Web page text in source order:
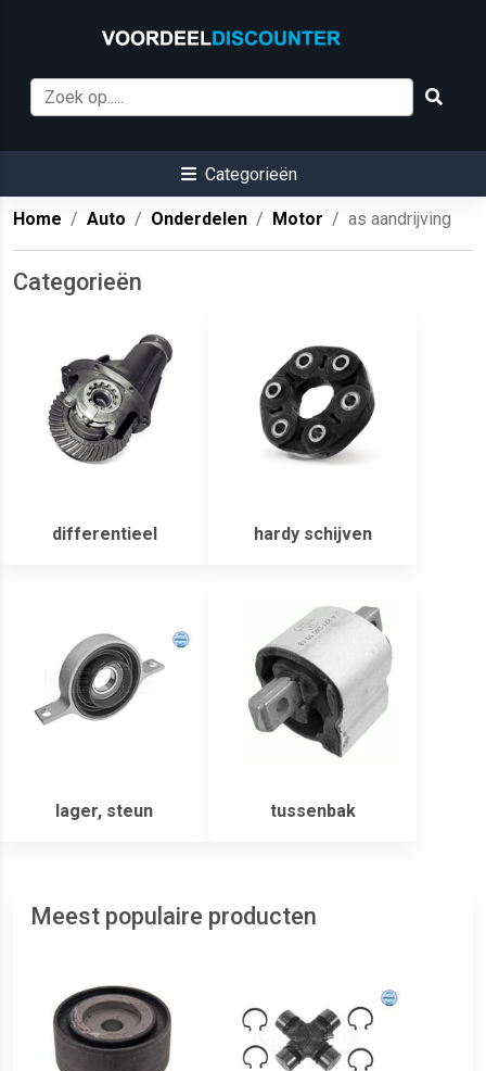
Categorieën
Home Auto Onderdelen Motor as aandrijving
Categorieën
differentieel hardy schijven
lager, steun tussenbak
Meest populaire producten